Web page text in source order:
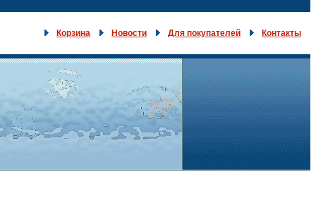
Корзина Новости Для покупателей Контакты